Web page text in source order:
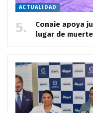
ACTUALIDAD
Conaie apoya
lugar de